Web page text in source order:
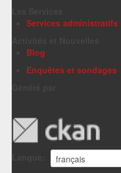
Services administratifs
Blog
Enquêtes et sondages